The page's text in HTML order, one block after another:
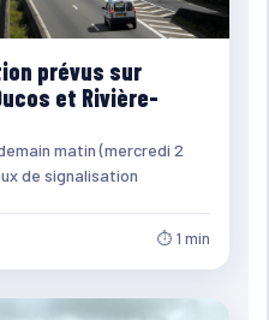
prévus sur
et Rivière-
matin (mercredi 2
de signalisation
⏱ 1 min